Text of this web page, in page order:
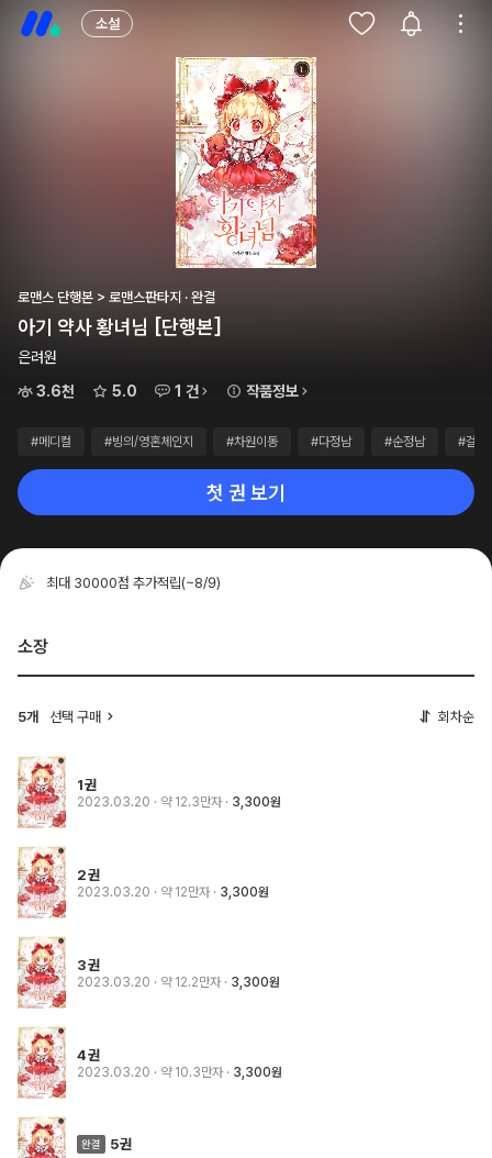
소설
로맨스 단행본 > 로맨스판타지 · 완결
아기 약사 황녀님 [단행본]
은려원
3.6천
5.0 1 건 작품정보
#메디컬 #빙의/영혼체인지 #차원이동 #다정남 #순정남 #걸크
첫 권 보기
최대 30000점 추가적립(~8/9)
소장
5개 선택 구매 회차순
1권
2023.03.20 · 약 12.3만자 3,300원
2권
2023.03.20 · 약 12만자 3,300원
3권
2023.03.20 · 약 12.2만자 3,300원
4권
2023.03.20 · 약 10.3만자 3,300원
5권